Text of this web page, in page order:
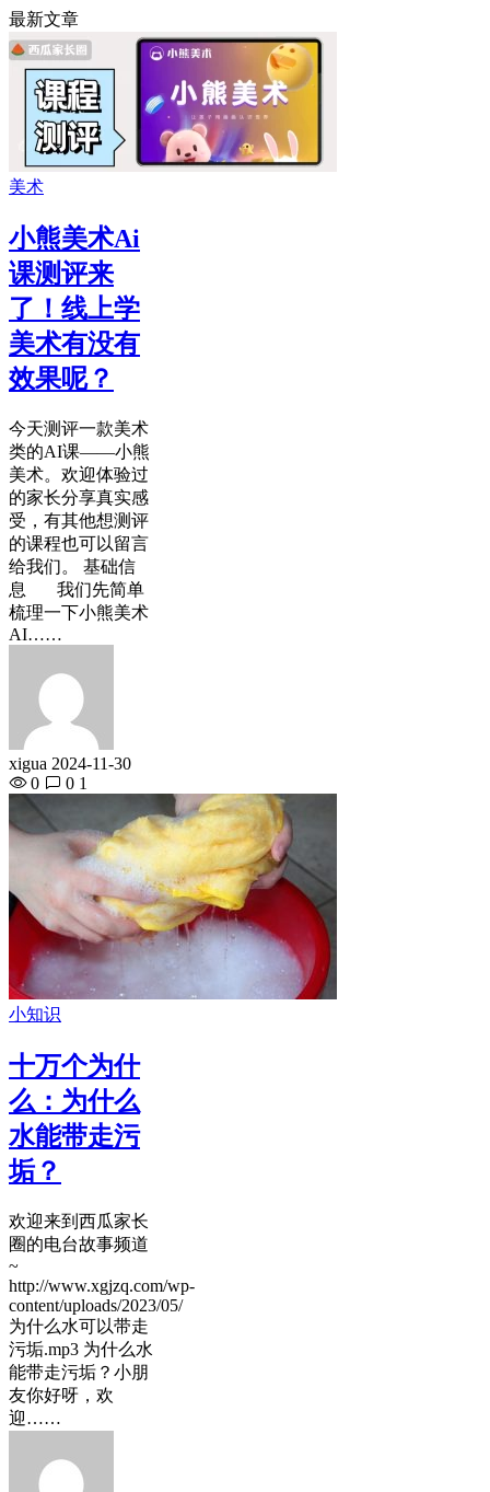
最新文章
美术
小熊美术Ai
课测评来
了！线上学
美术有没有
效果呢？
今天测评一款美术
类的AI课——小熊
美术。欢迎体验过
的家长分享真实感
受，有其他想测评
的课程也可以留言
给我们。 基础信
息 我们先简单
梳理一下小熊美术
AI……
xigua 2024-11-30
0
0 1
小知识
十万个为什
么：为什么
水能带走污
垢？
​欢迎来到西瓜家长
圈的电台故事频道
~
http://www.xgjzq.com/wp-
content/uploads/2023/05/
为什么水可以带走
污垢.mp3 为什么水
能带走污垢？小朋
友你好呀，欢
迎……